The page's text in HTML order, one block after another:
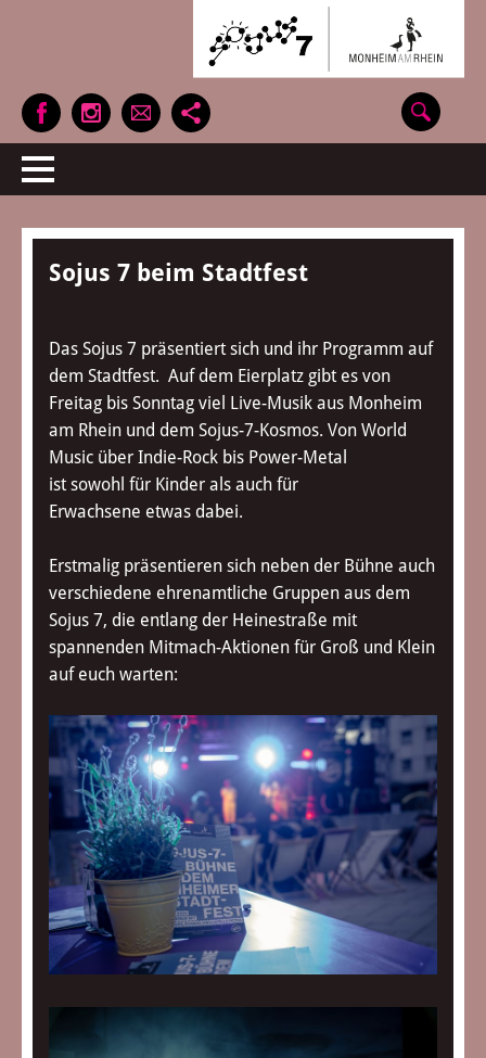
Sojus 7 beim Stadtfest
Das Sojus 7 präsentiert sich und ihr Programm auf
dem Stadtfest. Auf dem Eierplatz gibt es von
Freitag bis Sonntag viel Live-Musik aus Monheim
am Rhein und dem Sojus-7-Kosmos. Von World
Music über Indie-Rock bis Power-Metal
ist sowohl für Kinder als auch für
Erwachsene etwas dabei.
Erstmalig präsentieren sich neben der Bühne auch
verschiedene ehrenamtliche Gruppen aus dem
Sojus 7, die entlang der Heinestraße mit
spannenden Mitmach-Aktionen für Groß und Klein
auf euch warten: